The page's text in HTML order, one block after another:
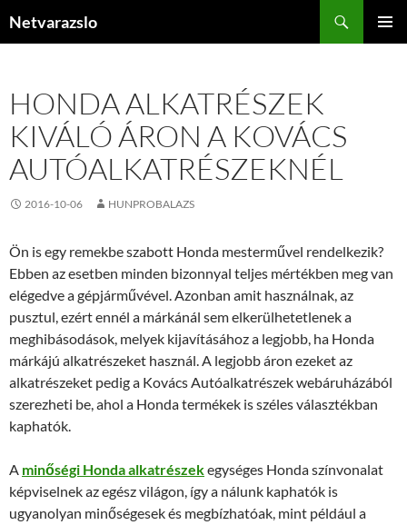
Netvarazslo
HONDA ALKATRÉSZEK
KIVÁLÓ ÁRON A KOVÁCS
AUTÓALKATRÉSZEKNÉL
2016-10-06 HUNPROBALAZS
Ön is egy remekbe szabott Honda mesterművel rendelkezik?
Ebben az esetben minden bizonnyal teljes mértékben meg van
elégedve a gépjárművével. Azonban amit használnak, az
pusztul, ezért ennél a márkánál sem elkerülhetetlenek a
meghibásodások, melyek kijavításához a legjobb, ha Honda
márkájú alkatrészeket használ. A legjobb áron ezeket az
alkatrészeket pedig a Kovács Autóalkatrészek webáruházából
szerezheti be, ahol a Honda termékek is széles választékban
kaphatók.
A minőségi Honda alkatrészekegységes Honda színvonalat
képviselnek az egész világon, így a nálunk kaphatók is
ugyanolyan minőségesek és megbízhatóak, mint például a